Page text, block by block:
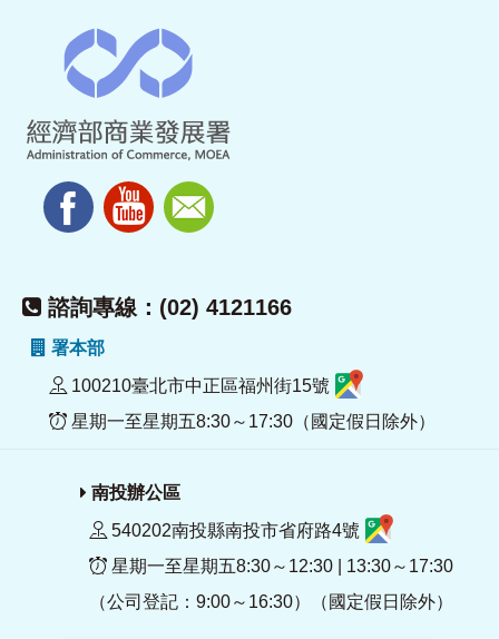
諮詢專線：(02) 4121166
署本部
100210臺北市中正區福州街15號
星期一至星期五8:30～17:30（國定假日除外）
南投辦公區
540202南投縣南投市省府路4號
星期一至星期五8:30～12:30 | 13:30～17:30
（公司登記：9:00～16:30）（國定假日除外）